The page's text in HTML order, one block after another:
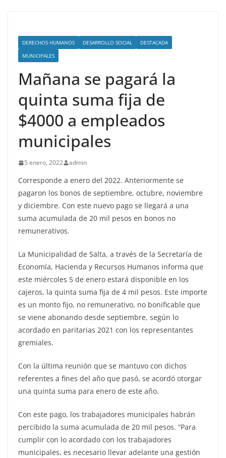
DERECHOS HUMANOS DESARROLLO SOCIAL
DESTACADA
MUNICIPALES
Mañana se pagará la
quinta suma fija de
$4000 a empleados
municipales
5 enero, 2022 admin
Corresponde a enero del 2022. Anteriormente se
pagaron los bonos de septiembre, octubre, noviembre
y diciembre. Con este nuevo pago se llegará a una
suma acumulada de 20 mil pesos en bonos no
remunerativos.
La Municipalidad de Salta, a través de la Secretaría de
Economía, Hacienda y Recursos Humanos informa que
este miércoles 5 de enero estará disponible en los
cajeros, la quinta suma fija de 4 mil pesos. Este importe
es un monto fijo, no remunerativo, no bonificable que
se viene abonando desde septiembre, según lo
acordado en paritarias 2021 con los representantes
gremiales.
Con la última reunión que se mantuvo con dichos
referentes a fines del año que pasó, se acordó otorgar
una quinta suma para enero de este año.
Con este pago, los trabajadores municipales habrán
percibido la suma acumulada de 20 mil pesos. “Para
cumplir con lo acordado con los trabajadores
municipales, es necesario llevar adelante una gestión